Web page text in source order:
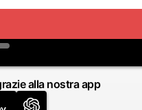
alla nostra app